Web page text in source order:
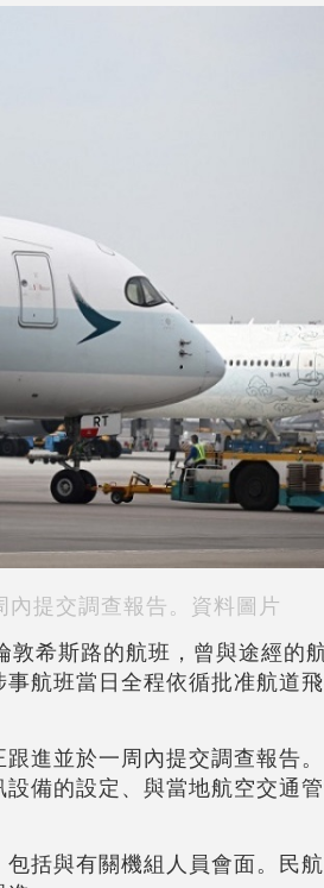
內提交調查報告。資料圖片
希斯路的航班，曾與途經的
航班當日全程依循批准航道
進並於一周內提交調查報告
備的設定、與當地航空交通
括與有關機組人員會面。民